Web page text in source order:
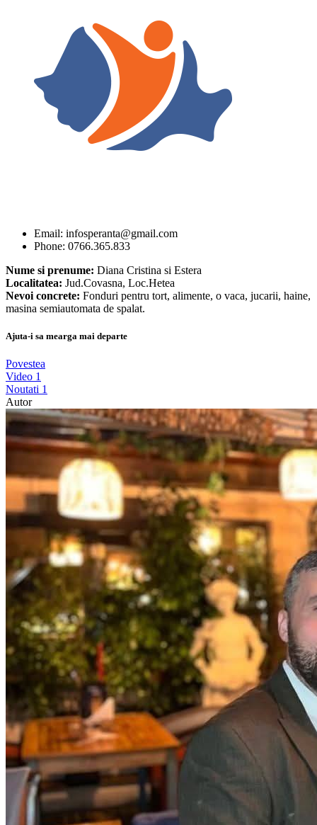
Email: infosperanta@gmail.com
Phone: 0766.365.833
Nume si prenume: Diana Cristina si Estera
Localitatea: Jud.Covasna, Loc.Hetea
Nevoi concrete: Fonduri pentru tort, alimente, o vaca, jucarii, haine,
masina semiautomata de spalat.
Ajuta-i sa mearga mai departe
Povestea
Video 1
Noutati 1
Autor